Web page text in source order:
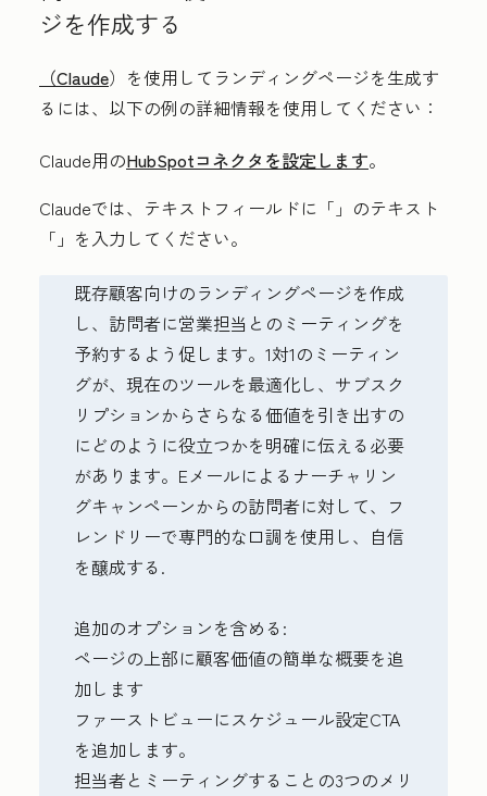
ジを作成する
（Claude）を使用してランディングページを生成す
るには、以下の例の詳細情報を使用してください：
Claude用のHubSpotコネクタを設定します。
Claudeでは、テキストフィールドに「 」のテキスト
「 」を入力してください。
既存顧客向けのランディングページを作成
し、訪問者に営業担当とのミーティングを
予約するよう促します。1対1のミーティン
グが、現在のツールを最適化し、サブスク
リプションからさらなる価値を引き出すの
にどのように役立つかを明確に伝える必要
があります。Eメールによるナーチャリン
グキャンペーンからの訪問者に対して、フ
レンドリーで専門的な口調を使用し、自信
を醸成する.
追加のオプションを含める:
ページの上部に顧客価値の簡単な概要を追
加します
ファーストビューにスケジュール設定CTA
を追加します。
担当者とミーティングすることの3つのメリ